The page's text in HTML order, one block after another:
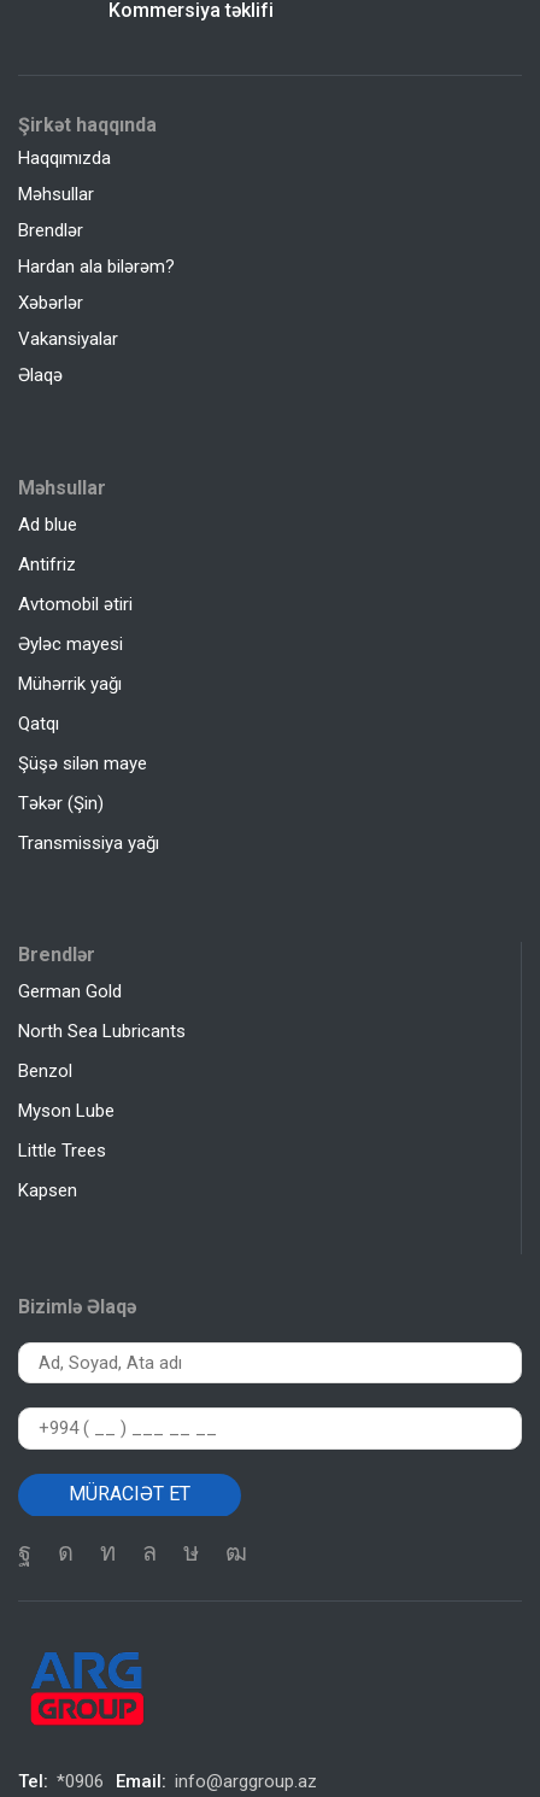
Kommersiya təklifi
Şirkət haqqında
Haqqımızda
Məhsullar
Brendlər
Hardan ala bilərəm?
Xəbərlər
Vakansiyalar
Əlaqə
Məhsullar
Ad blue
Antifriz
Avtomobil ətiri
Əyləc mayesi
Mühərrik yağı
Qatqı
Şüşə silən maye
Təkər (Şin)
Transmissiya yağı
Brendlər
German Gold
North Sea Lubricants
Benzol
Myson Lube
Little Trees
Kapsen
Bizimlə Əlaqə
Tel: *0906 Email: info@arggroup.az